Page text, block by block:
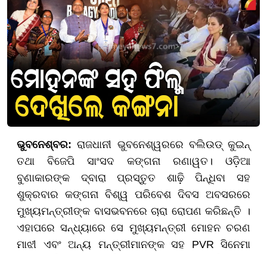
ଭୁବନେଶ୍ବର:ରାଜଧାନୀ ଭୁବନେଶ୍ୱରରେ ବଲିଉଡ୍ କୁଇନ୍
ତଥା ବିଜେପି ସାଂସଦ କଙ୍ଗନା ରଣାୱତ। ଓଡ଼ିଆ
ବୁଣାକାରଙ୍କ ଦ୍ବାରା ପ୍ରସ୍ତୁତ ଶାଢ଼ି ପିନ୍ଧିବା ସହ
ଶୁକ୍ରବାର କଙ୍ଗନା ବିଶ୍ୱ ପରିବେଶ ଦିବସ ଅବସରରେ
ମୁଖ୍ୟମନ୍ତ୍ରୀଙ୍କ ବାସଭବନରେ ଚାରା ରୋପଣ କରିଛନ୍ତି ।
ଏହାପରେ ସନ୍ଧ୍ୟାରେ ସେ ମୁଖ୍ୟମନ୍ତ୍ରୀ ମୋହନ ଚରଣ
ମାଝୀ ଏବଂ ଅନ୍ୟ ମନ୍ତ୍ରୀମାନଙ୍କ ସହ PVR ସିନେମା